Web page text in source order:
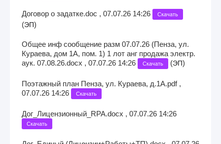
Договор о задатке.doc , 07.07.26 14:26 Скачать
(ЭП)
Общее инф сообщение разм 07.07.26 (Пенза, ул.
Кураева, дом 1А, пом. 1) 1 лот анг продажа электр.
аук. 07.08.26.docx , 07.07.26 14:26
Скачать (ЭП)
Поэтажный план Пенза, ул. Кураева, д.1А.pdf ,
07.07.26 14:26
Скачать
Дог_Лицензионный_RPA.docx , 07.07.26 14:26
Скачать